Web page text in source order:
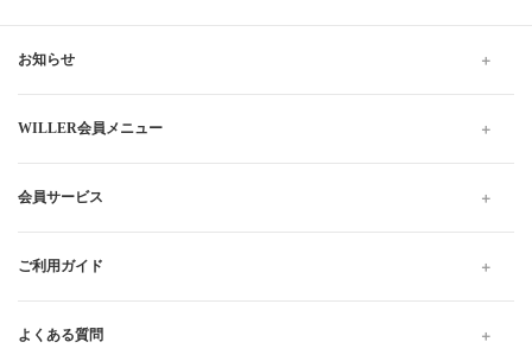
お知らせ
WILLER会員メニュー
会員サービス
ご利用ガイド
よくある質問